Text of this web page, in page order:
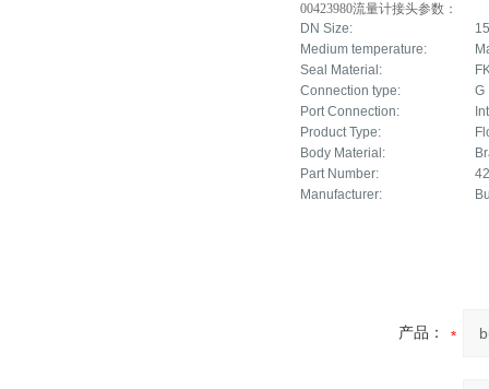
00423980流量计接头参数：
DN Size:
15
Medium temperature:
Seal Material:
Connection type:
G
Port Connection:
Product Type:
Body Material:
Part Number:
Manufacturer:
产品：